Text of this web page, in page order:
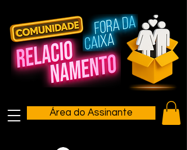
Área do Assinante